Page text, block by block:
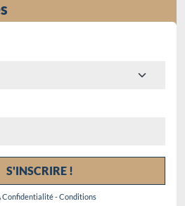
S'INSCRIRE !
Confidentialité-Conditions